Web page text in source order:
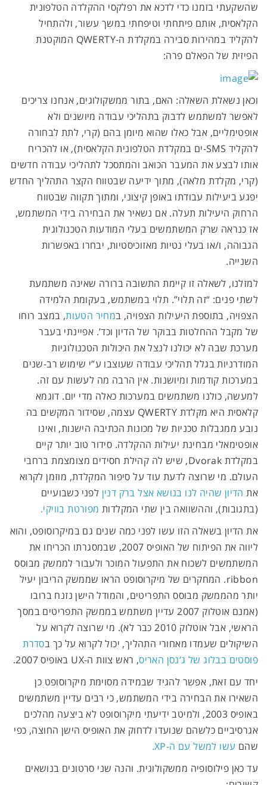
שהשקעתי בזמנו כדי לדכא את רפלקסי ההקלדה הטלפונית
הקלאסית, אותם פיתחתי וטיפחתי במשך עשור, ולהתחיל
להקליד במהירות סבירה במקלדת ה-QWERTY המוקטנת
הפיזית של הפאלם פרה:
וכאן נשאלת השאלה: האם, בתור ממשקולוגים, אנחנו צריכים
לאפשר למשתמש לדבוק בתהליכי עבודה מיושנים ולא
אופטימליים, אבל כאלו שהוא מיומן בהם (קרי, לתת לבחורה
להקליד SMS-ים במקלדת הטלפונית הקלאסית), או להכריח
אותו לבצע את המעבר הכואב והמתסכל לתהליכי עבודה חדשים
(קרי, מקלדת מלאה), מתוך ידיעה שבטווח הקצר התהליך החדש
יפגע ביעילות עבודתו באופן קיצוני, ומתוך תקווה שבטווח
הרחוק היעילות תעלה. אם נשאיר את הבחירה בידי המשתמש,
אז כנראה שרק המשתמשים בעלי המודעות הטכנולוגית
הגבוהה, ו/או בעלי נטיות מאזוכיסטיות, יבחרו באפשרות
השנייה.
למזלנו, לשאלה זו קיימת התשובה ברורה שאינה משתמעת
לשתי פנים: “זה תלוי”. תלוי במשתמש, בעקומת הלמידה
הצפויה, בתוספת היעילות הצפויה, במחיר הטעות, במצב רוחו
של מקבל ההחלטות בבוקר של הדיון וכד’. אפיינתי בעבר
מערכת שבה לא יכולנו לנצל את היכולות הטכנולוגיות
המודרניות בגלל תהליכי עבודה שעוצבו ע”י שימוש רב-שנים
במערכות קודמות ומיושנות. אין הרבה מה לעשות עם זה.
למעשה, כולנו משתמשים במערכות כאלה מדי יום. דוגמא
קלאסית היא מקלדת QWERTY עצמה, שסידור המקשים בה
נובע ממגבלות טכניות של מכונות הכתיבה הישנות, ואינו
אופטימאלי מבחינת יעילות ההקלדה. סידור טוב יותר קיים
במקלדת Dvorak, שיש לה קהילת חסידים מצומצמת ברחבי
העולם. מי שרוצה לדעת עוד על סיפור המקלדת, מוזמן לקרוא
את הדיון שהיה לנו בנושא אצל ברק דנין לפני כשבועיים
(בתגובות), וההשוואה בין שתי המקלדות מפורטת בוויקי.
את הדיון בשאלה הזו עשו לפני כמה שנים גם במיקרוסופט, והוא
ליווה את הפיתוח של האופיס 2007, שבמסגרתו הכריחו את
המשתמשים לשכוח את התפעול המוכר ולעבור לממשק מבוסס
ribbon. המחקרים של מיקרוסופט הראו שממשק הריבון יעיל
יותר מהממשק מבוסס התפריטים, והמודל הישן נזנח ברובו
(אמנם אוטלוק 2007 עדיין משתמש בממשק התפריטים במסך
הראשי, אבל אוטלוק 2010 כבר לא). מי שרוצה לקרוא על
השיקולים שעמדו מאחורי התהליך, יכול לקרוא על כך בסדרת
פוסטים בבלוג של ג’נסן האריס, ראש צוות ה-UX באופיס 2007.
יחד עם זאת, אפשר להגיד שבמידה מסוימת מיקרוסופט כן
השאירו את הבחירה בידי המשתמש, כי רבים עדיין משתמשים
באופיס 2003, ולמיטב ידיעתי מיקרוסופט לא ביצעה מהלכים
אגרסיביים כלשהם שנועדו לדחוק את האופיס הישן החוצה, כפי
שהם עשו למשל עם ה-XP.
עד כאן פילוסופיה ממשקולוגית. והנה שני סרטונים בנושאים